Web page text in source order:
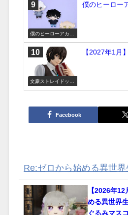
僕のヒーローアカデ
僕のヒーロー
文豪ストレイドッグ
【2027年1月
Facebook
Re:ゼロから始める異世界
【2026年
める異世界
ぐるみマス